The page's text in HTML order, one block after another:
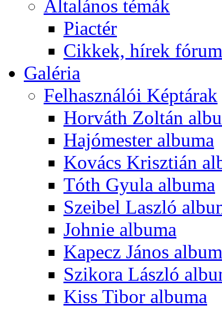
Általános témák
Piactér
Cikkek, hírek
Galéria
Felhasználói Képtárak
Horváth Zoltán
Hajómester albuma
Kovács Krisztián
Tóth Gyula albuma
Szeibel Laszló
Johnie albuma
Kapecz János
Szikora László
Kiss Tibor albuma